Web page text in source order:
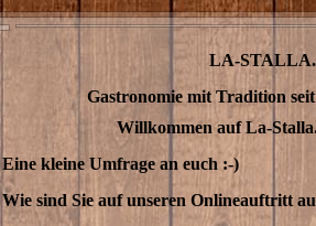
LA-
Gastronomie mit Tradition
Willkommen auf La-
Eine kleine Umfrage an euch :-)
Wie sind Sie auf unseren Onlineauftritt